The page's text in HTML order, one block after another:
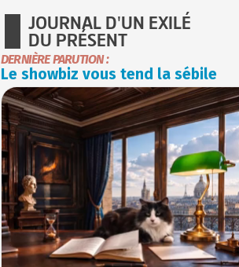
JOURNAL D'UN EXILÉ
DU PRÉSENT
DERNIÈRE PARUTION :
Le showbiz vous tend la sébile